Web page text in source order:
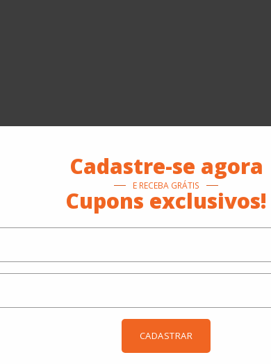
Cadastre-se agora
E RECEBA GRÁTIS
Cupons exclusivos!
CADASTRAR